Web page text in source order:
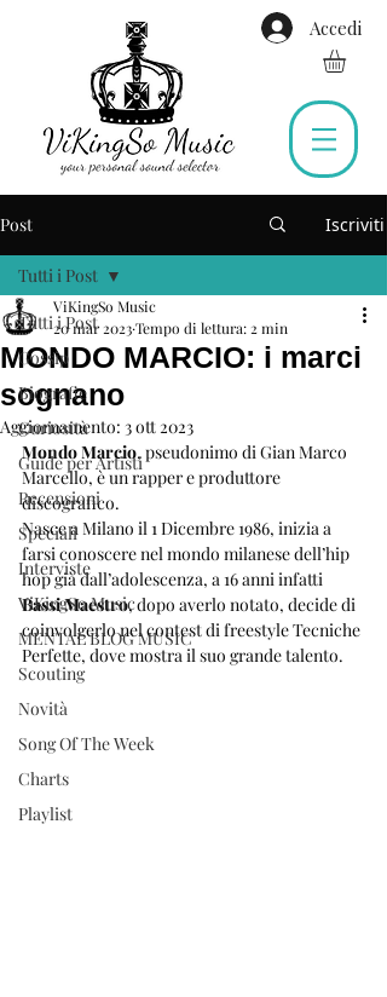
Accedi
Post Iscriviti
Tutti i Post
Gossip
Biografie
Curiosità
Guide per Artisti
Recensioni
Speciali
Interviste
ViKingSo Music
MENTAL BLOG MUSIC
Scouting
Novità
Song Of The Week
Charts
Playlist
Tutti i Post
MONDO MARCIO: i marci
sognano
ViKingSo Music
20 mar 2023Tempo di lettura: 2 min
Aggiornamento: 3 ott 2023
Mondo Marcio, pseudonimo di Gian Marco
Marcello, è un rapper e produttore
discografico.
Nasce a Milano il 1 Dicembre 1986, inizia a
farsi conoscere nel mondo milanese dell’hip
hop già dall’adolescenza, a 16 anni infatti
Bassi Maestro, dopo averlo notato, decide di
coinvolgerlo nel contest di freestyle Tecniche
Perfette, dove mostra il suo grande talento.